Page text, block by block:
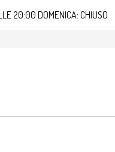
20:00 DOMENICA: CHIUSO